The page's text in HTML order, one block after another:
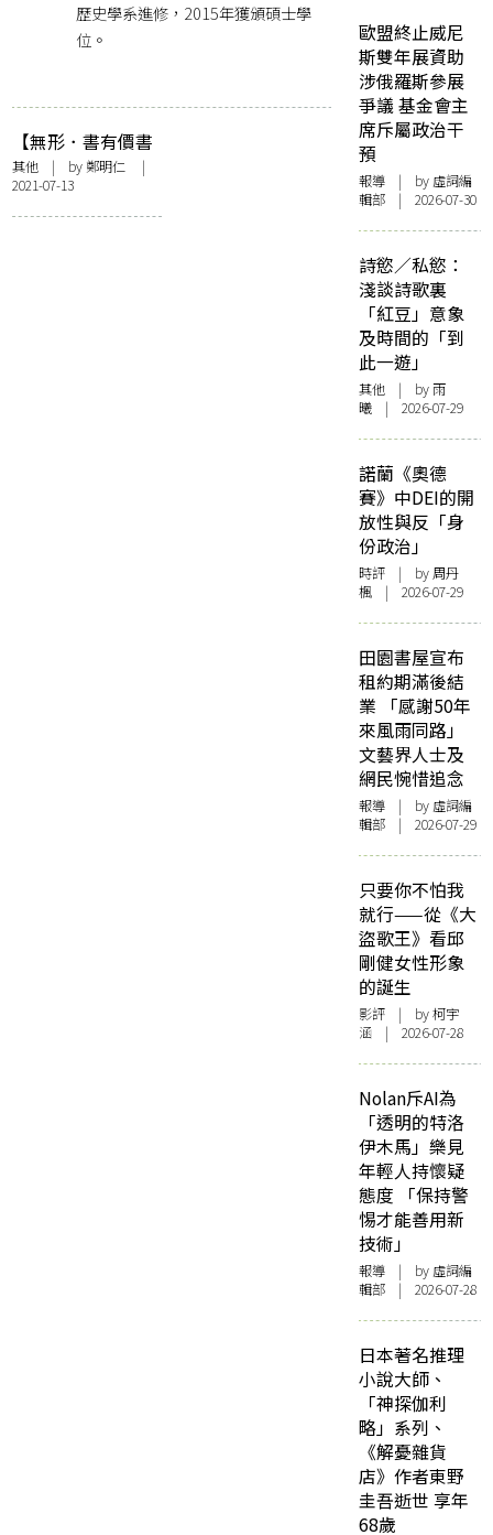
歷史學系進修，2015年獲頒碩士學
位。
【無形．書有價書
無價】書無價？書
有價！
其他 | by 鄭明仁
|
2021-07-13
歐盟終止威尼
斯雙年展資助
涉俄羅斯參展
爭議 基金會主
席斥屬政治干
預
報導 | by 虛詞編
輯部 | 2026-07-30
詩慾／私慾：
淺談詩歌裏
「紅豆」意象
及時間的「到
此一遊」
其他 | by 雨
曦 | 2026-07-29
諾蘭《奧德
賽》中DEI的開
放性與反「身
份政治」
時評 | by周丹
楓 | 2026-07-29
田園書屋宣布
租約期滿後結
業 「感謝50年
來風雨同路」
文藝界人士及
網民惋惜追念
報導 | by 虛詞編
輯部 | 2026-07-29
只要你不怕我
就行——從《大
盜歌王》看邱
剛健女性形象
的誕生
影評 | by 柯宇
涵 | 2026-07-28
Nolan斥AI為
「透明的特洛
伊木馬」樂見
年輕人持懷疑
態度 「保持警
惕才能善用新
技術」
報導 | by 虛詞編
輯部 | 2026-07-28
日本著名推理
小說大師、
「神探伽利
略」系列、
《解憂雜貨
店》作者東野
圭吾逝世 享年
68歲